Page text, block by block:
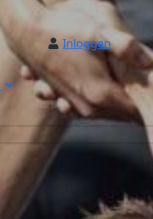
Inloggen